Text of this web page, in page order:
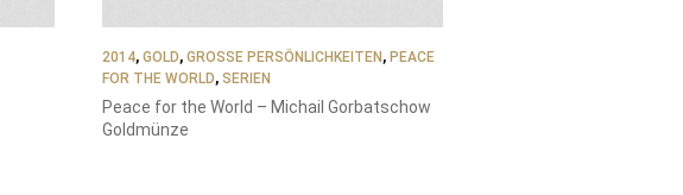
2014,GOLD,GROSSE PERSÖNLICHKEITEN , PEACE
FOR THE WORLD,SERIEN
Peace for the World – Michail Gorbatschow
Goldmünze